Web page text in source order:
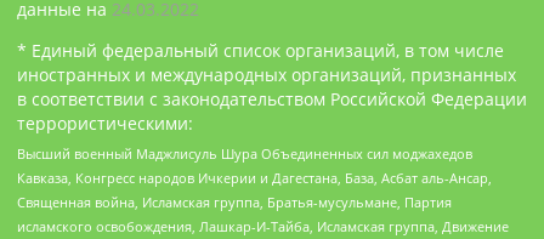
данные на 24.03.2022
* Единый федеральный список организаций, в том числе
иностранных и международных организаций, признанных
в соответствии с законодательством Российской Федерации
террористическими:
Высший военный Маджлисуль Шура Объединенных сил моджахедов
Кавказа, Конгресс народов Ичкерии и Дагестана, База, Асбат аль-Ансар,
Священная война, Исламская группа, Братья-мусульмане, Партия
исламского освобождения, Лашкар-И-Тайба, Исламская группа, Движение